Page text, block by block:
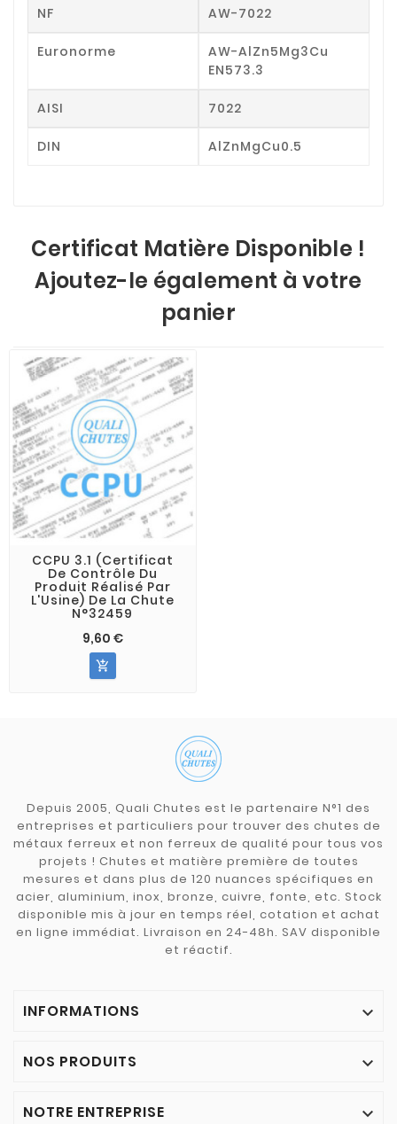
NF AW-7022
Euronorme
AW-AlZn5Mg3Cu
EN573.3
AISI 7022
DIN AlZnMgCu0.5
Certificat Matière Disponible !
Ajoutez-le également à votre
panier
CCPU 3.1 (Certificat
De Contrôle Du
Produit Réalisé Par
L'Usine) De La Chute
N°32459
9,60 €

Depuis 2005, Quali Chutes est le partenaire N°1 des
entreprises et particuliers pour trouver des chutes de
métaux ferreux et non ferreux de qualité pour tous vos
projets ! Chutes et matière première de toutes
mesures et dans plus de 120 nuances spécifiques en
acier, aluminium, inox, bronze, cuivre, fonte, etc. Stock
disponible mis à jour en temps réel, cotation et achat
en ligne immédiat. Livraison en 24-48h. SAV disponible
et réactif.
INFORMATIONS 
NOS PRODUITS 
NOTRE ENTREPRISE 